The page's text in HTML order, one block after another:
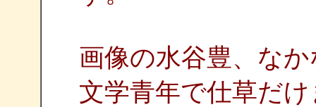
画像の水谷豊、な
文学青年で仕草だ